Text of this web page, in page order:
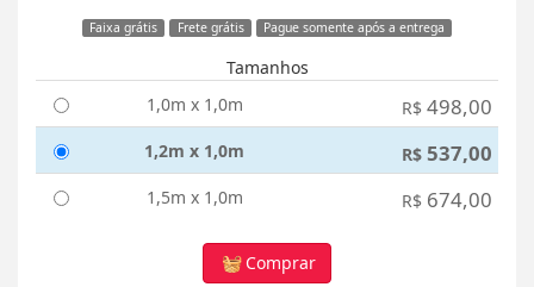
Faixa grátis Frete grátis Pague somente após a entrega
Tamanhos
1,0m x 1,0m
R$ 498,00
1,2m x 1,0m R$ 537,00
1,5m x 1,0m R$ 674,00
Comprar